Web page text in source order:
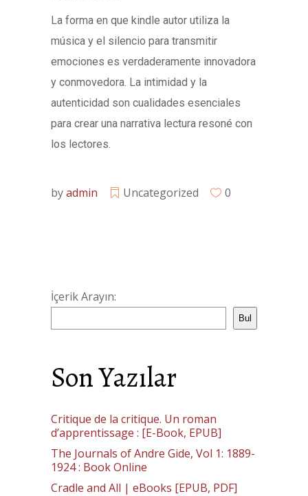
La forma en que kindle autor utiliza la
música y el silencio para transmitir
emociones es verdaderamente innovadora
y conmovedora. La intimidad y la
autenticidad son cualidades esenciales
para crear una narrativa lectura resoné con
los lectores.
byadmin Uncategorized 0
İçerik Arayın:
Bul
Son Yazılar
Critique de la critique. Un roman
d’apprentissage : [E-Book, EPUB]
The Journals of Andre Gide, Vol 1: 1889-
1924 : Book Online
Cradle and All | eBooks [EPUB, PDF]